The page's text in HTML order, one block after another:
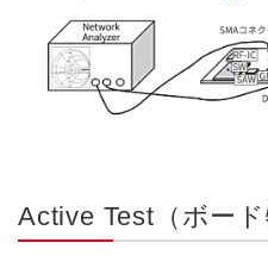
Active Test（ボード